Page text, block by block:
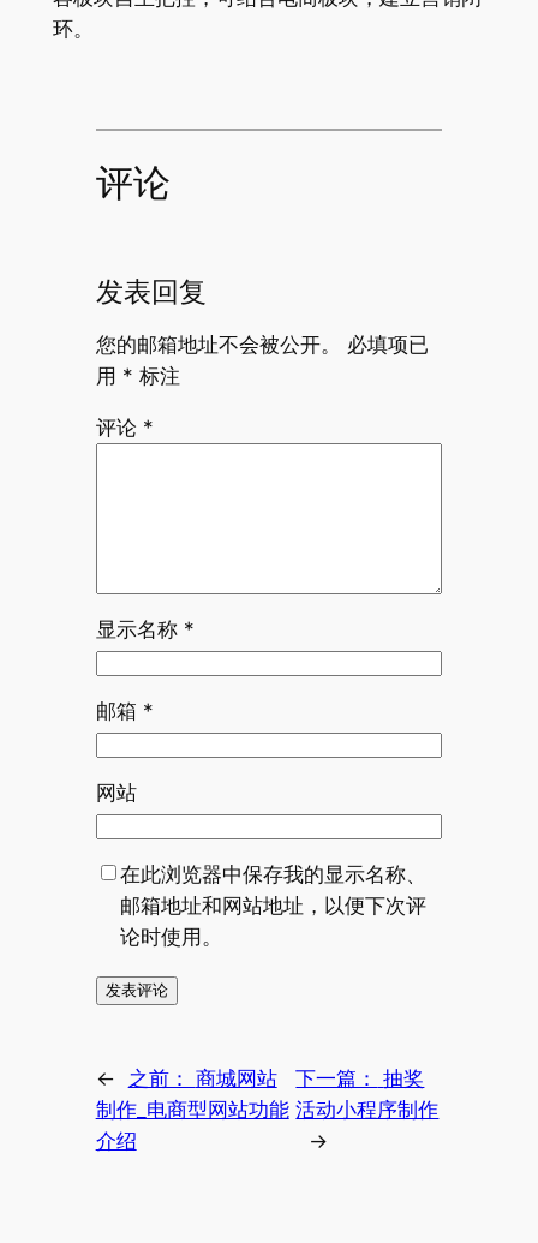
环。
评论
发表回复
您的邮箱地址不会被公开。
必填项已
用 * 标注
评论 *
显示名称 *
邮箱 *
网站
在此浏览器中保存我的显示名称、
邮箱地址和网站地址，以便下次评
论时使用。
← 之前： 商城网站
制作_电商型网站功能
介绍
下一篇：
抽奖
活动小程序制作
→